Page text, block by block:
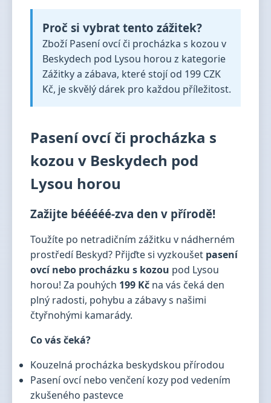
Proč si vybrat tento zážitek?
Zboží Pasení ovcí či procházka s kozou v
Beskydech pod Lysou horou z kategorie
Zážitky a zábava, které stojí od 199 CZK
Kč, je skvělý dárek pro každou příležitost.
Pasení ovcí či procházka s
kozou v Beskydech pod
Lysou horou
Zažijte bééééé-zva den v přírodě!
Toužíte po netradičním zážitku v nádherném
prostředí Beskyd? Přijďte si vyzkoušet pasení
ovcí nebo procházku s kozou pod Lysou
horou! Za pouhých 199 Kč na vás čeká den
plný radosti, pohybu a zábavy s našimi
čtyřnohými kamarády.
Co vás čeká?
Kouzelná procházka beskydskou přírodou
Pasení ovcí nebo venčení kozy pod vedením
zkušeného pastevce